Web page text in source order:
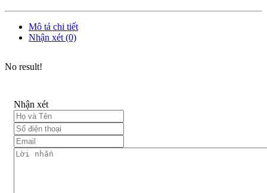
Mô tả chi tiết
Nhận xét (0)
No result!
Nhận xét